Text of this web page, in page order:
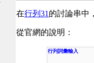
在行列31 的討論串中
從官網的說明：
行列詞彙輸入